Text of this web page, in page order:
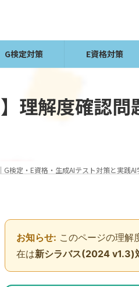
G検定対策 E資格対策
】理解度確認
検定・E資格・生成AIテスト対策と実践AI
お知らせ: このページの理
在は新シラバス(2024 v1.3)